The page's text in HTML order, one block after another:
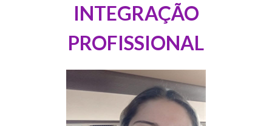
INTEGRAÇÃO
PROFISSIONAL